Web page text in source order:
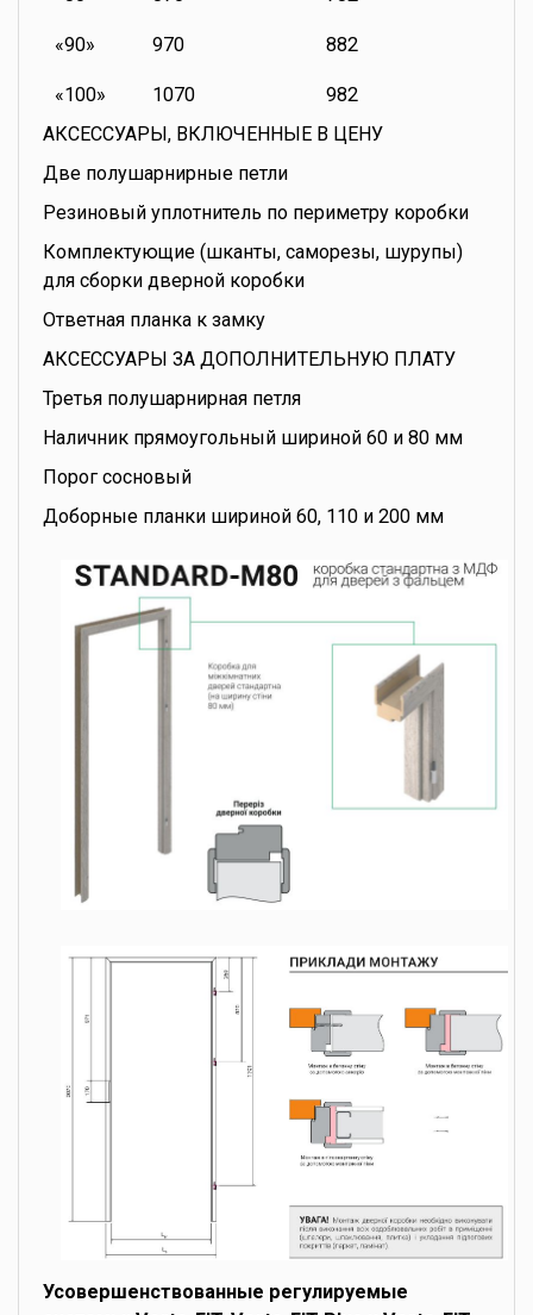
«90» 970 882
«100» 1070
982
АКСЕССУАРЫ, ВКЛЮЧЕННЫЕ В ЦЕНУ
Две полушарнирные петли
Резиновый уплотнитель по периметру коробки
Комплектующие (шканты, саморезы, шурупы)
для сборки дверной коробки
Ответная планка к замку
АКСЕССУАРЫ ЗА ДОПОЛНИТЕЛЬНУЮ ПЛАТУ
Третья полушарнирная петля
Наличник прямоугольный шириной 60 и 80 мм
Порог сосновый
Доборные планки шириной 60, 110 и 200 мм
Усовершенствованные регулируемые